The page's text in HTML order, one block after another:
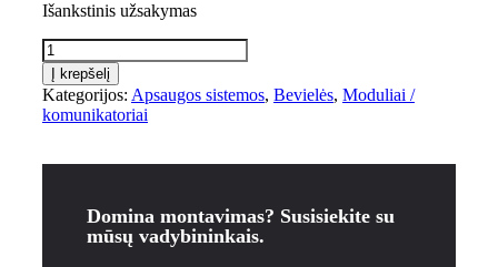
Išankstinis užsakymas
produkto
kiekis:
SecoLink
PSTP,
SERGĖJIMO
PSTN
Į krepšelį
Kategorijos: Apsaugos sistemos, Bevielės, Moduliai /
komunikatoriai
Domina montavimas? Susisiekite su
mūsų vadybininkais.